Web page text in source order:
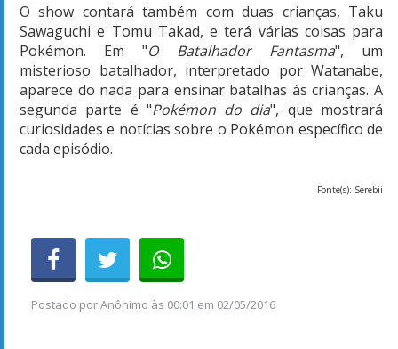
O show contará também com duas crianças, Taku
Sawaguchi e Tomu Takad, e terá várias coisas para
Pokémon. Em "O Batalhador Fantasma", um
misterioso batalhador, interpretado por Watanabe,
aparece do nada para ensinar batalhas às crianças. A
segunda parte é "Pokémon do dia", que mostrará
curiosidades e notícias sobre o Pokémon específico de
cada episódio.
Fonte(s): Serebii
Postado porAnônimo às 00:01 em 02/05/2016